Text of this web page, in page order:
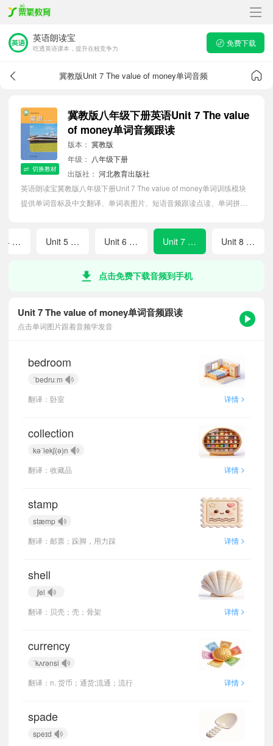
英语朗读宝
吃透英语课本，提升在校竞争力
免费下载
冀教版Unit 7 The value of money单词音频
切换教材
冀教版八年级下册英语Unit 7 The value
of money单词音频跟读
版本： 冀教版
年级： 八年级下册
出版社： 河北教育出版社
英语朗读宝冀教版八年级下册Unit 7 The value of money单词训练模块
提供单词音标及中文翻译、单词表图片、短语音频跟读点读、单词拼写
Unit 4 Rules make for a better life! Unit 5 Great inventions Unit 6 I love literature! Unit 7 The value of money Unit 8 Natural disasters
点击免费下载音频到手机
Unit 7 The value of money单词音频跟读
点击单词图片跟着音频学发音
bedroom
ˈbedruːm
翻译：卧室
详情 >
collection
kəˈlekʃ(ə)n
翻译：收藏品
详情 >
stamp
stæmp
翻译：邮票；跺脚，用力踩
详情 >
shell
ʃel
翻译：贝壳；壳；骨架
详情 >
currency
ˈkʌrənsi
翻译：n. 货币；通货;流通；流行
详情 >
spade
speɪd